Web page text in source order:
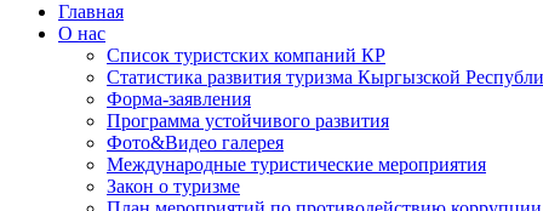
Главная
О нас
Список туристских компаний КР
Статистика развития туризма Кыргызской
Форма-заявления
Программа устойчивого развития
Фото&Видео галерея
Международные туристические мероприятия
Закон о туризме